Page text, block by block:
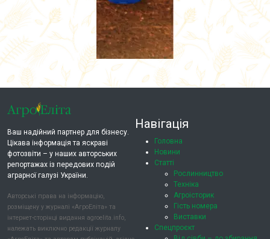
Ваш надійний партнер для бізнесу.
Цікава інформація та яскраві
фотозвіти – у наших авторських
репортажах із передових подій
аграрної галузі України.
Авторські права на інформацію,
розміщену у журналі «АгроЕліта» та
інтернет-сторінці видання agroelita.info,
належать виключно редакції журналу
Навігація
Головна
Новини
Статті
Рослинництво
Техніка
Агроісторик
Гість номера
Виставки
Спецпроєкт